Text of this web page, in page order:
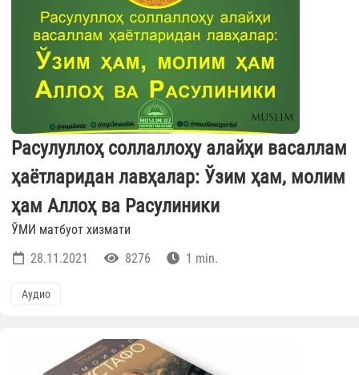
Расулуллоҳ соллаллоҳу алайҳи васаллам
ҳаётларидан лавҳалар: Ўзим ҳам, молим
ҳам Аллоҳ ва Расулиники
ЎМИ матбуот хизмати
28.11.2021
8276 1 min.
Аудио